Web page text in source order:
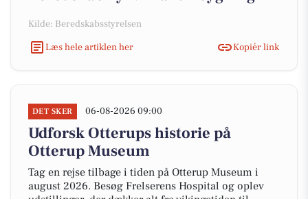
Kilde: Beredskabsstyrelsen
Læs hele artiklen her
Kopiér link
DET SKER 06-08-2026 09:00
Udforsk Otterups historie på
Otterup Museum
Tag en rejse tilbage i tiden på Otterup Museum i
august 2026. Besøg Frelserens Hospital og oplev